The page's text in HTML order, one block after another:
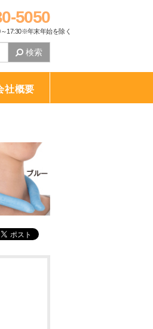
5050
～17:30※年末年始を除く
検索
社概要